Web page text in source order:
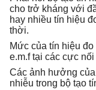
cho trở kháng với
hay nhiều tín hiệu
thời.
Mức của tín hiệu
e.m.f tại các cực
Các ảnh hưởng
nhiễu trong bộ tạo